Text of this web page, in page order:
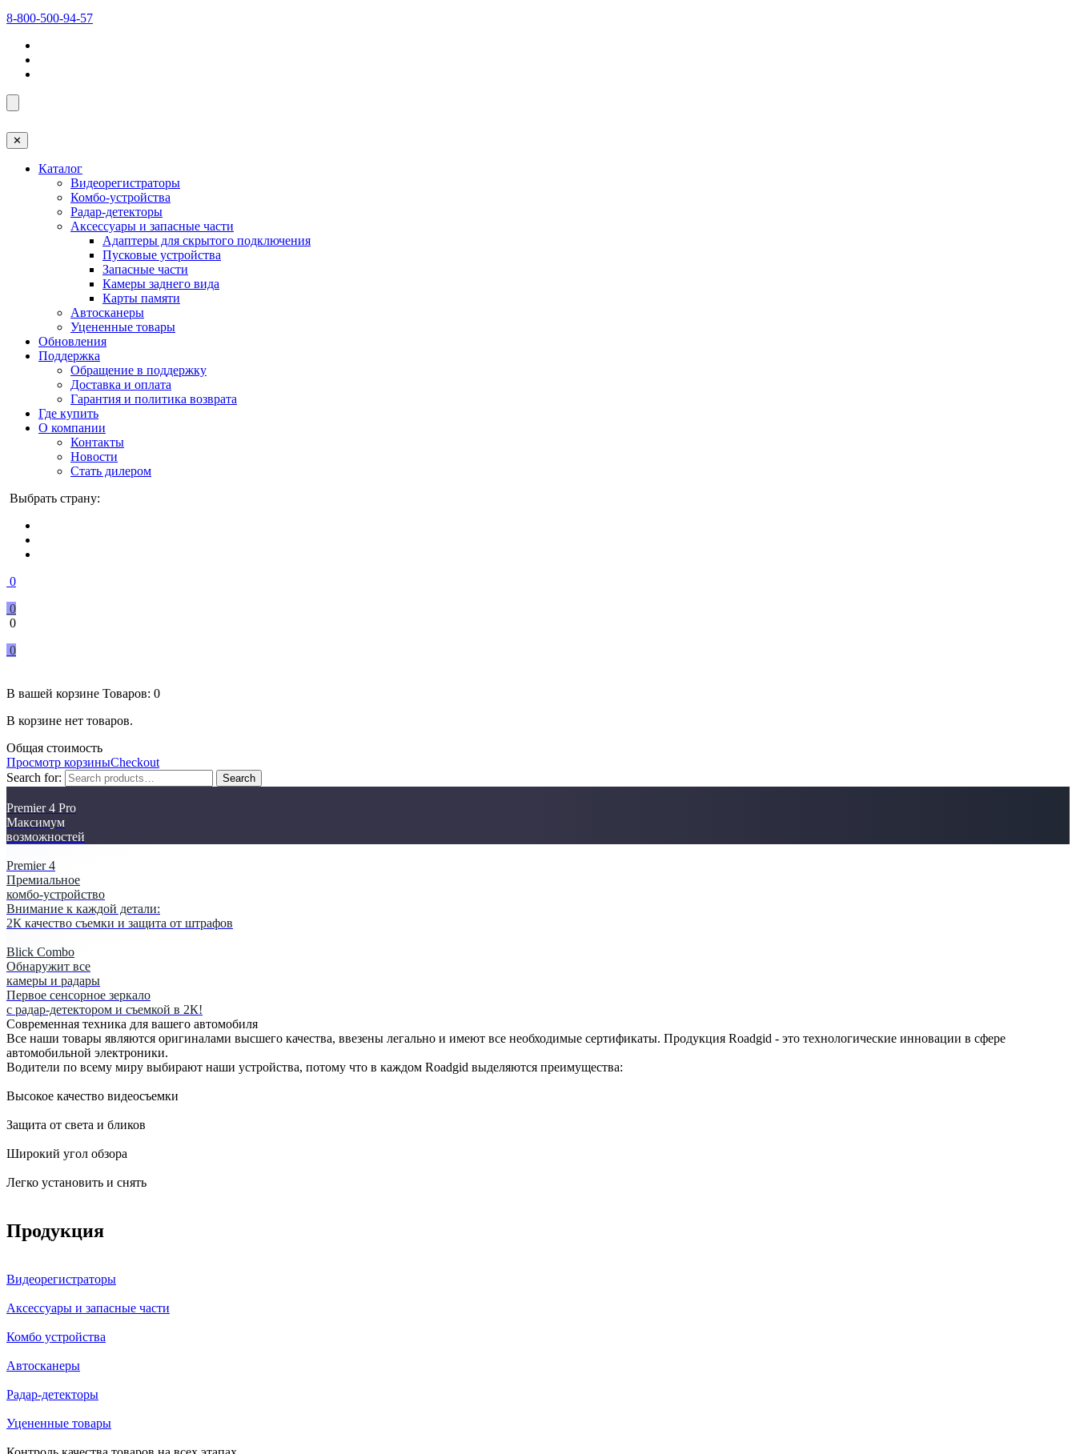
8-800-500-94-57
✕
Каталог
Видеорегистраторы
Комбо-устройства
Радар-детекторы
Аксессуары и запасные части
Адаптеры для скрытого подключения
Пусковые устройства
Запасные части
Камеры заднего вида
Карты памяти
Автосканеры
Уцененные товары
Обновления
Поддержка
Обращение в поддержку
Доставка и оплата
Гарантия и политика возврата
Где купить
О компании
Контакты
Новости
Стать дилером
Выбрать страну:
0
0
0
0
В вашей корзине Товаров: 0
В корзине нет товаров.
Общая стоимость
Просмотр корзиныCheckout
Search for:
Search
Premier 4 Pro
Максимум
возможностей
Premier 4
Премиальное
комбо-устройство
Внимание к каждой детали:
2К качество съемки и защита от штрафов
Blick Combo
Обнаружит все
камеры и радары
Первое сенсорное зеркало
с радар-детектором и съемкой в 2К!
Cовременная техника для вашего автомобиля
Все наши товары являются оригиналами высшего качества, ввезены легально и имеют все необходимые сертификаты. Продукция Roadgid - это технологические инновации в сфере
автомобильной электроники.
Водители по всему миру выбирают наши устройства, потому что в каждом Roadgid выделяются преимущества:
Высокое качество видеосъемки
Защита от света и бликов
Широкий угол обзора
Легко установить и снять
Продукция
Видеорегистраторы
Аксессуары и запасные части
Комбо устройства
Автосканеры
Радар-детекторы
Уцененные товары